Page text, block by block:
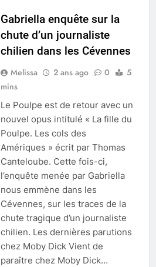
Gabriella enquête sur la
chute d’un journaliste
chilien dans les Cévennes
Melissa 2 ans ago 0
5
mins
Le Poulpe est de retour avec un
nouvel opus intitulé « La fille du
Poulpe. Les cols des
Amériques » écrit par Thomas
Canteloube. Cette fois-ci,
l’enquête menée par Gabriella
nous emmène dans les
Cévennes, sur les traces de la
chute tragique d’un journaliste
chilien. Les dernières parutions
chez Moby Dick Vient de
paraître chez Moby Dick…